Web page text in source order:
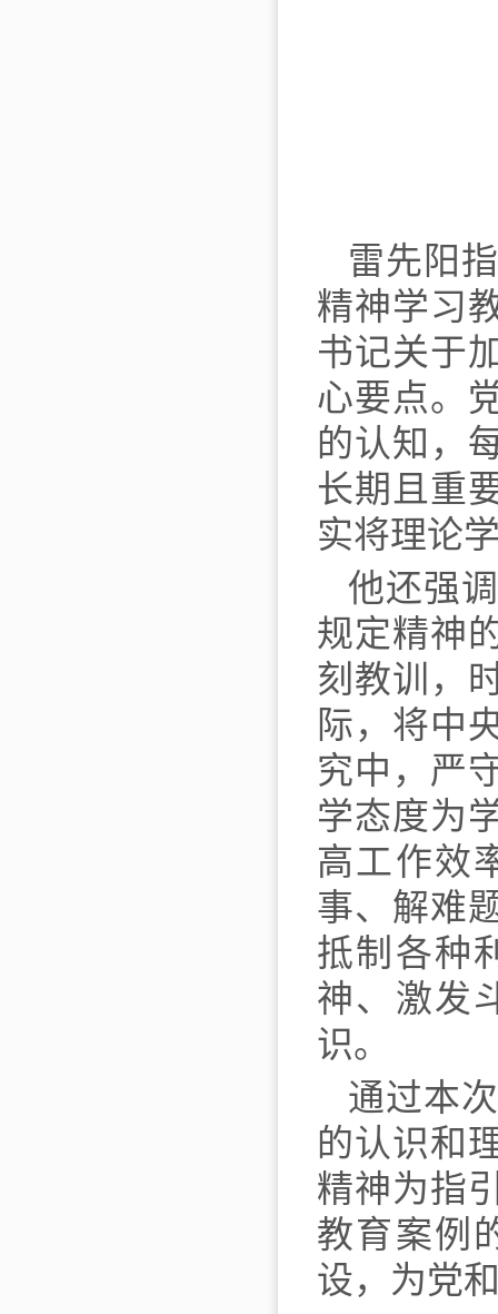
雷先阳
精神学习
书记关于
心要点。
的认知，
长期且重
实将理论
他还强
规定精神
刻教训，
际，将中
究中，严
学态度为
高工作效
事、解难
抵制各种
神、激发
识。
通过本
的认识和
精神为指
教育案例
设，为党